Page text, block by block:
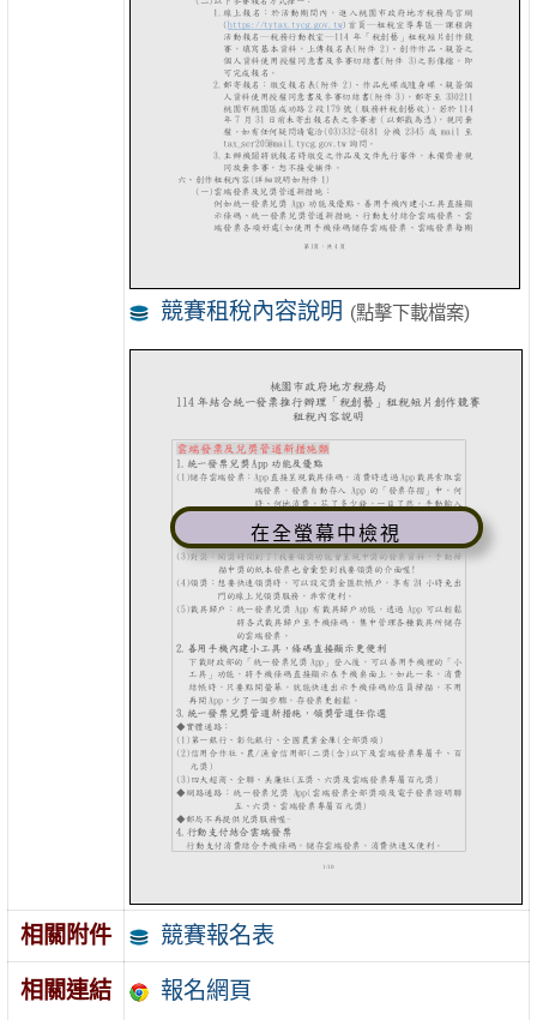
競賽租稅內容說明 (點擊下載檔案)
在全螢幕中檢視
相關附件 競賽報名表
相關連結 報名網頁